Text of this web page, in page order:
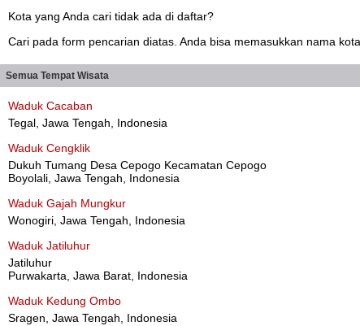
Kota yang Anda cari tidak ada di daftar?
Cari pada form pencarian diatas. Anda bisa memasukkan nama
Semua Tempat Wisata
Waduk Cacaban
Tegal, Jawa Tengah, Indonesia
Waduk Cengklik
Dukuh Tumang Desa Cepogo Kecamatan Cepogo
Boyolali, Jawa Tengah, Indonesia
Waduk Gajah Mungkur
Wonogiri, Jawa Tengah, Indonesia
Waduk Jatiluhur
Jatiluhur
Purwakarta, Jawa Barat, Indonesia
Waduk Kedung Ombo
Sragen, Jawa Tengah, Indonesia